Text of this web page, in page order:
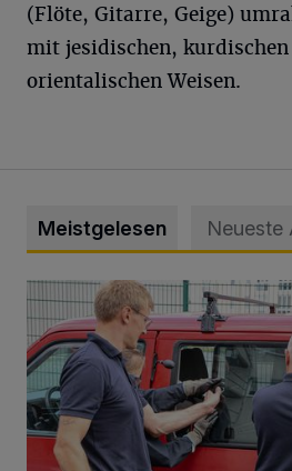
(Flöte, Gitarre, Geige)
mit jesidischen,
orientalischen Weisen.
Meistgelesen Neueste
Feuerwehr befreit Kind aus